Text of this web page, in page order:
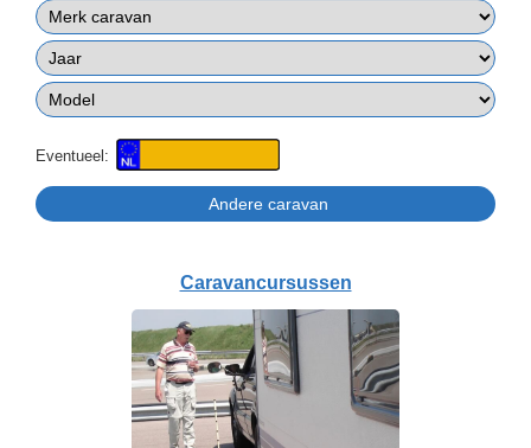
Eventueel:
Caravancursussen